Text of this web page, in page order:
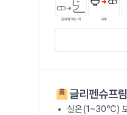
글리펜슈프
실온(1~30℃)